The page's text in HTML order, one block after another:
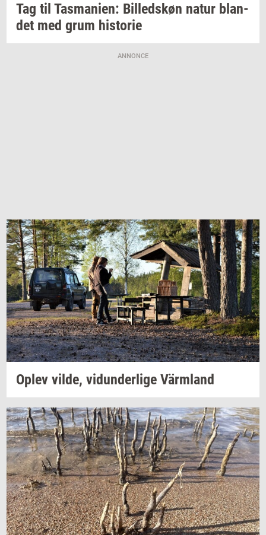
Tag til Tas­ma­ni­en: Bil­leds­køn natur blan­
det med grum hi­sto­rie
ANNONCE
Oplev vilde, vi­dun­der­li­ge Värmland